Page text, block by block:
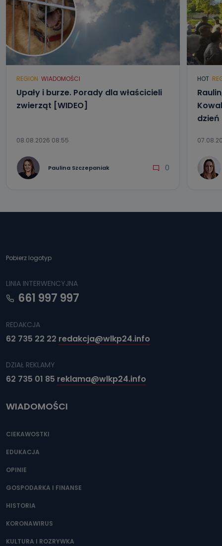
REGION WIADOMOŚCI
Upały i burze. Porady dla właścicieli
zwierząt [WIDEO]
08.08.2026 08:55
Paulina Szczepaniak 0
HOT
dzień
Pobierz logotyp
LINIA INTERWENCYJNA
661 997 997
REDAKCJA
62 735 22 22 redakcja@wlkp24.info
DZIAŁ REKLAMY
62 735 01 85 reklama@wlkp24.info
WIADOMOŚCI
CIEKAWOSTKI
EDUKACJA
OPINIE
GOSPODARKA I FINANSE
HISTORIA
KORONAWIRUS
KULTURA I ROZRYWKA